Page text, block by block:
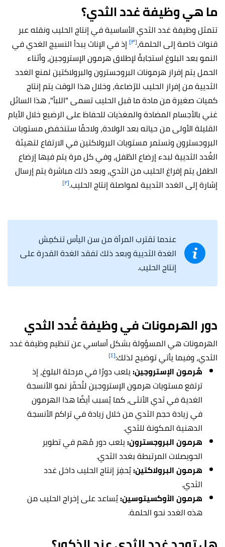
ما هي وظيفة غدد الثدي؟
تتمثل وظيفة غدد الثدي الأساسية في إنتاج الحليب ونقله عبر
قنوات خاصة إلى الحلمة،[٣]
إذ في الإناث يبدأ النسيج الغدي في
النمو بعد البلوغ استجابةً لإطلاق هرمون الإستروجين، وأثناء
الحمل يتم إفراز هرمونات البروجسترون والبرولاكتين لمنع الغدد
الثديية من إفراز الحليب للرّضاعة، وخلال هذا الوقت يتم إنتاج
كميات صغيرة من مادة ما قبل الحليب تسمى "اللبأ"، هذا السائل
غني بالأجسام المضادة والمغذيات للحفاظ على الرضيع خلال الأيام
القليلة الأولى من حياته بعد الولادة، ولاحقًا ستنخفض مستويات
البروجسترون وتستمر مستويات البرولاكتين في الارتفاع لتهيئة
الغُدد الثديية لبدء إرضاع الطّفل، وفي كل مرة يتم فيها إرضاع
الطفل يتم إفراغ الحليب من الثدي، وبعد ذلك مباشرة يتم إرسال
إشارة إلى الغدد الثديية لمواصلة إنتاج الحليب.[٢]
عندما تقترب المرأة من سن اليأس تنكمِش
الغدة الثديية وبعد ذلك تفقد الغدة القدرة على
إنتاج الحليب.
دور الهرمونات في وظيفة غُدد الثدي
الهرمونات هي المسؤولة بشكل أساسي عن تنظيم وظيفة غدد
الثدي، وفيما يأتي توضيح لذلك:[٤]
هُرمون الإستروجين:يلعب دورًا في مرحلة البلوغ، إذ
ترتفع مستويات هرمون الإستروجين لتُحفّز نمو الأنسجة
الغدية في ثدي الأنثى، كما يُسبب أيضًا هذا الهرمون
في زيادة حجم الثدي من خلال زيادة في تراكم الأنسجة
الدهنية المكونة للثدي.
هرمون البروجسترون:يلعب دور مُهم في تطوير
الحويصلات المرتبطة بغدد الثدي.
هرمون البرولاكتين:يُحفِز إنتاج الحليب داخل غدد
الثدي.
هرمون الأوكسيتوسين:يُساعد على إخراج الحليب من
هذه الغدد نحو الحلمة.